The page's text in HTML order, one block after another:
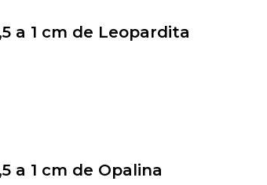
a 1 cm de Leopardita
a 1 cm de Opalina